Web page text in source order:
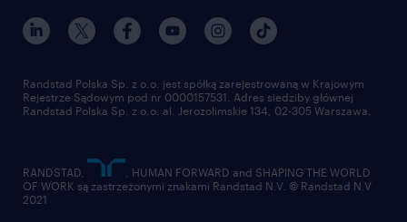
для медиа
для поставщиков
наш мир
работа в randstad
отправить резюме
Randstad Polska Sp. z o.o. jest spółką zarejestrowaną w Krajowym
Rejestrze Sądowym pod nr 0000157531. Adres siedziby głównej
Randstad Polska Sp. z o.o. al. Jerozolimskie 134, 02-305 Warszawa.
RANDSTAD,
, HUMAN FORWARD and SHAPING THE WORLD
OF WORK są zastrzeżonymi znakami Randstad N.V. © Randstad N.V
2021